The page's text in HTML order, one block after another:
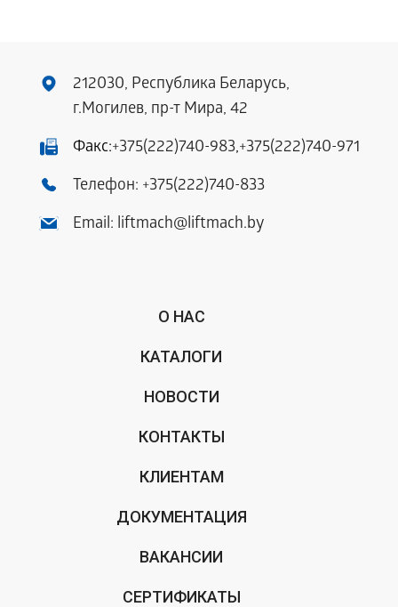
212030, Республика Беларусь,
г.Могилев, пр-т Мира, 42
Факс:+375(222)740-983,+375(222)740-971
Телефон: +375(222)740-833
Email: liftmach@liftmach.by
О НАС
КАТАЛОГИ
НОВОСТИ
КОНТАКТЫ
КЛИЕНТАМ
ДОКУМЕНТАЦИЯ
ВАКАНСИИ
СЕРТИФИКАТЫ